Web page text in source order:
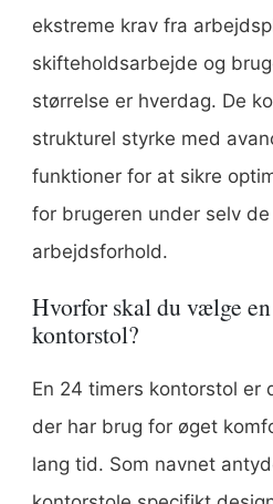
ekstreme krav fra
skifteholdsarbejde og
størrelse er hverdag. De
strukturel styrke med
funktioner for at sikre
for brugeren under selv
arbejdsforhold.
Hvorfor skal du vælge
kontorstol?
En 24 timers kontorstol er
der har brug for øget
lang tid. Som navnet